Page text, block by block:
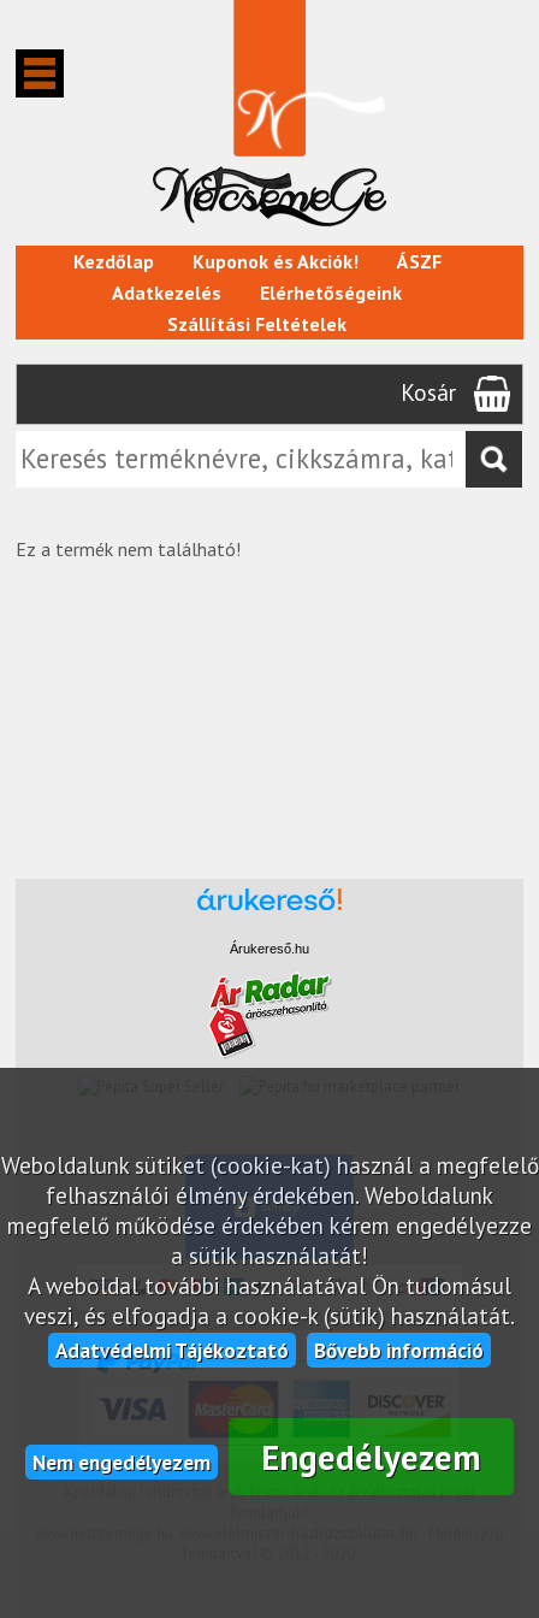
Kezdőlap Kuponok és Akciók!
ÁSZF
Adatkezelés
Elérhetőségeink
Szállítási Feltételek
Kosár
Ez a termék nem található!
Weboldalunk sütiket (cookie-kat) használ a megfelelő
felhasználói élmény érdekében. Weboldalunk
megfelelő működése érdekében kérem engedélyezze
a sütik használatát!
A weboldal további használatával Ön tudomásul
veszi, és elfogadja a cookie-k (sütik) használatát.
Adatvédelmi Tájékoztató Bővebb információ
Nem engedélyezem Engedélyezem
Árukereső.hu
Az oldalon feltüntetek árak bruttó árak. Az árváltoztatás jogát